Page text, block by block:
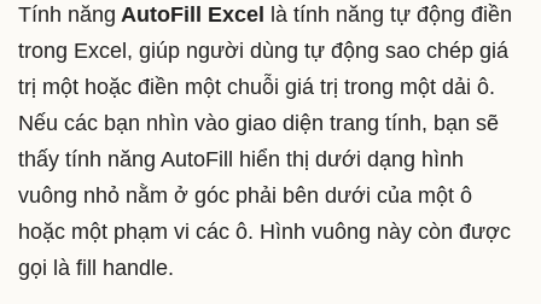
Tính năng AutoFill Excel là tính năng tự động điền
trong Excel, giúp người dùng tự động sao chép giá
trị một hoặc điền một chuỗi giá trị trong một dải ô.
Nếu các bạn nhìn vào giao diện trang tính, bạn sẽ
thấy tính năng AutoFill hiển thị dưới dạng hình
vuông nhỏ nằm ở góc phải bên dưới của một ô
hoặc một phạm vi các ô. Hình vuông này còn được
gọi là fill handle.